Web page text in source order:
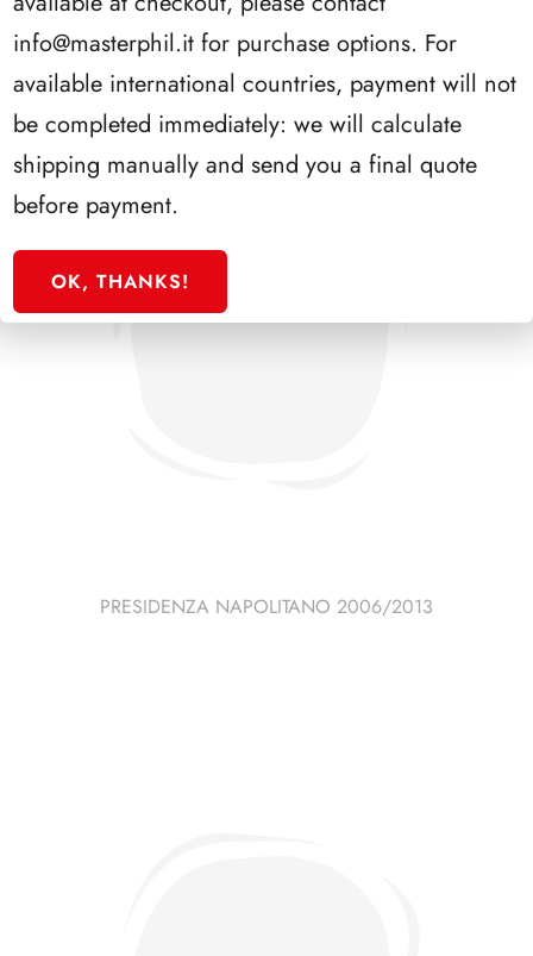
PRESIDENZA NAPOLITANO 2006/2013
info@masterphil.it for purchase options. For
available international countries, payment will not
be completed immediately: we will calculate
shipping manually and send you a final quote
before payment.
OK, THANKS!